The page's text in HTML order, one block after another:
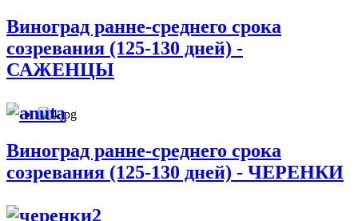
Виноград ранне-среднего срока
созревания (125-130 дней) -
САЖЕНЦЫ
Виноград ранне-среднего срока
созревания (125-130 дней) - ЧЕРЕНКИ